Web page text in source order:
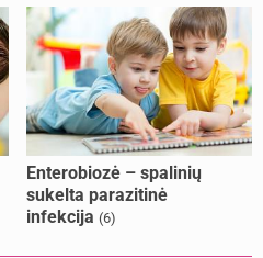
Enterobiozė – spalinių
sukelta parazitinė
infekcija (6)